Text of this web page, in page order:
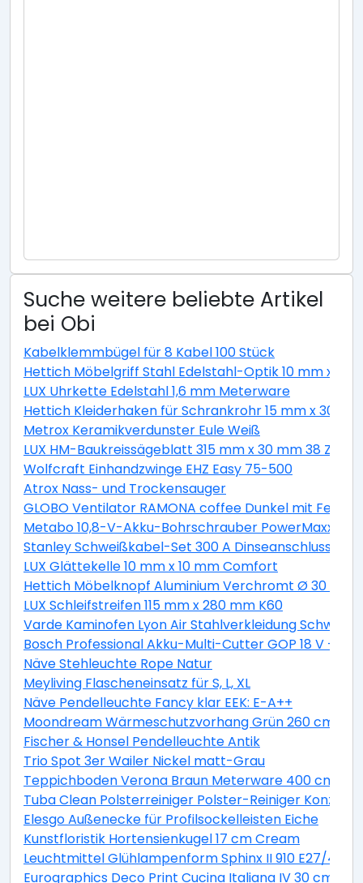
Suche weitere beliebte Artikel
bei Obi
Kabelklemmbügel für 8 Kabel 100 Stück
Hettich Möbelgriff Stahl Edelstahl-Optik 10 mm x 149
LUX Uhrkette Edelstahl 1,6 mm Meterware
Hettich Kleiderhaken für Schrankrohr 15 mm x 30
Metrox Keramikverdunster Eule Weiß
LUX HM-Baukreissägeblatt 315 mm x 30 mm 38 Z
Wolfcraft Einhandzwinge EHZ Easy 75-500
Atrox Nass- und Trockensauger
GLOBO Ventilator RAMONA coffee Dunkel mit
Metabo 10,8-V-Akku-Bohrschrauber PowerMaxx BS
Stanley Schweißkabel-Set 300 A Dinseanschluss 10/
LUX Glättekelle 10 mm x 10 mm Comfort
Hettich Möbelknopf Aluminium Verchromt Ø 30 mm
LUX Schleifstreifen 115 mm x 280 mm K60
Varde Kaminofen Lyon Air Stahlverkleidung Schwarz
Bosch Professional Akku-Multi-Cutter GOP 18 V - 28
Näve Stehleuchte Rope Natur
Meyliving Flascheneinsatz für S, L, XL
Näve Pendelleuchte Fancy klar EEK: E-A++
Moondream Wärmeschutzvorhang Grün 260 cm x
Fischer & Honsel Pendelleuchte Antik
Trio Spot 3er Wailer Nickel matt-Grau
Teppichboden Verona Braun Meterware 400 cm
Tuba Clean Polsterreiniger Polster-Reiniger
Elesgo Außenecke für Profilsockelleisten Eiche
Kunstfloristik Hortensienkugel 17 cm Cream
Leuchtmittel Glühlampenform Sphinx II 910 E27/40 W
Eurographics Deco Print Cucina Italiana IV 30 cm x